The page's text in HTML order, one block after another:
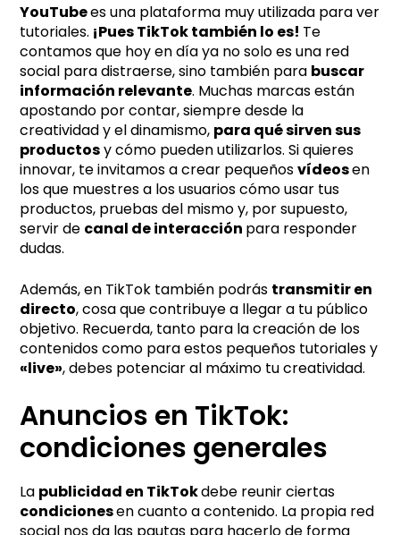
YouTubees una plataforma muy utilizada para ver
tutoriales. ¡Pues TikTok también lo es! Te
contamos que hoy en día ya no solo es una red
social para distraerse, sino también para buscar
información relevante. Muchas marcas están
apostando por contar, siempre desde la
creatividad y el dinamismo, para qué sirven sus
productosy cómo pueden utilizarlos. Si quieres
innovar, te invitamos a crear pequeñosvídeosen
los que muestres a los usuarios cómo usar tus
productos, pruebas del mismo y, por supuesto,
servir de canal de interacción para responder
dudas.
Además, en TikTok también podrás transmitir en
directo, cosa que contribuye a llegar a tu público
objetivo. Recuerda, tanto para la creación de los
contenidos como para estos pequeños tutoriales y
«live», debes potenciar al máximo tu creatividad.
Anuncios en TikTok:
condiciones generales
La publicidad en TikTokdebe reunir ciertas
condicionesen cuanto a contenido. La propia red
social nos da las pautas para hacerlo de forma